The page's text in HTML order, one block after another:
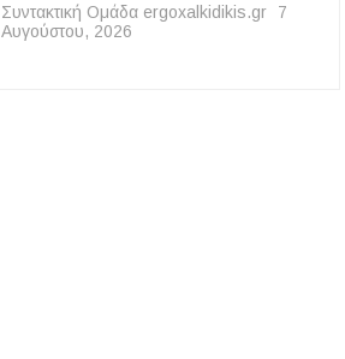
Συντακτική Ομάδα ergoxalkidikis.gr
7
Αυγούστου, 2026